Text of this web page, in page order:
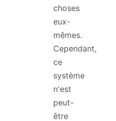
choses
eux-
mêmes.
Cependant,
ce
système
n'est
peut-
être